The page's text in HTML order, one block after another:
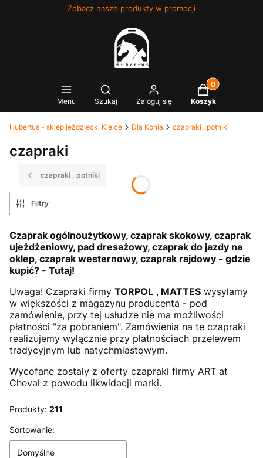
Zobacz nasze produkty w promocji
Menu
Otwórz wyszukiwarkę
Szukaj Zaloguj się
Produkty w
Koszyk
Hubertus - sklep jeździecki Kielce Dla Konia czapraki , potniki
czapraki
czapraki , potniki
Filtry
Czaprak ogólnoużytkowy, czaprak skokowy, czaprak
ujeżdżeniowy, pad dresażowy, czaprak do jazdy na
oklep, czaprak westernowy, czaprak rajdowy - gdzie
kupić? - Tutaj!
Uwaga! Czapraki firmy TORPOL , MATTES wysyłamy
w większości z magazynu producenta - pod
zamówienie, przy tej usłudze nie ma możliwości
płatności "za pobraniem". Zamówienia na te czapraki
realizujemy wyłącznie przy płatnościach przelewem
tradycyjnym lub natychmiastowym.
Wycofane zostały z oferty czapraki firmy ART at
Cheval z powodu likwidacji marki.
Produkty: 211
Lista produktów
Sortowanie:
Domyślne